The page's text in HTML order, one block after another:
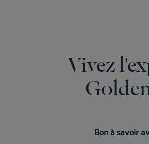
Vivez
Bon à savoir